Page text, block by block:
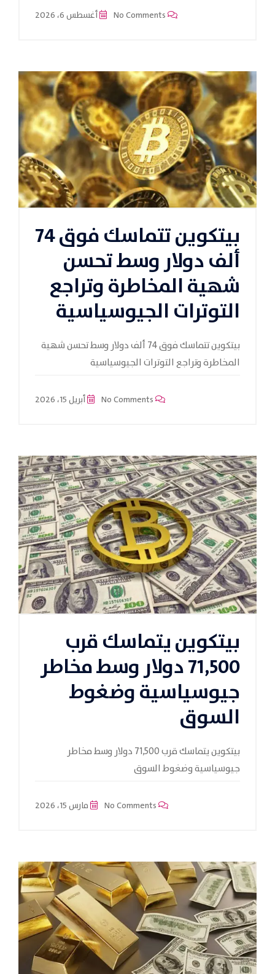
أغسطس 6، 2026
بيتكوين تتماسك فوق 74
ألف دولار وسط تحسن
شهية المخاطرة وتراجع
التوترات الجيوسياسية
بيتكوين تتماسك فوق 74 ألف دولار وسط تحسن شهية
المخاطرة وتراجع التوترات الجيوسياسية
أبريل 15، 2026
بيتكوين يتماسك قرب
71,500 دولار وسط مخاطر
جيوسياسية وضغوط
السوق
بيتكوين يتماسك قرب 71,500 دولار وسط مخاطر
جيوسياسية وضغوط السوق
مارس 15، 2026